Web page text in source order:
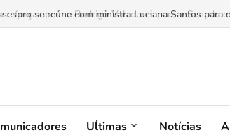
se reúne com ministra Luciana Santos para
Uĺtimas Notícias